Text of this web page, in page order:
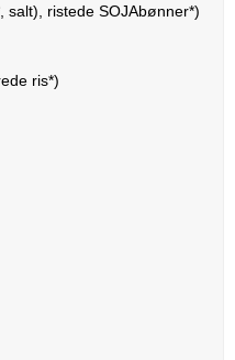
salt), ristede SOJAbønner*)
ris*)